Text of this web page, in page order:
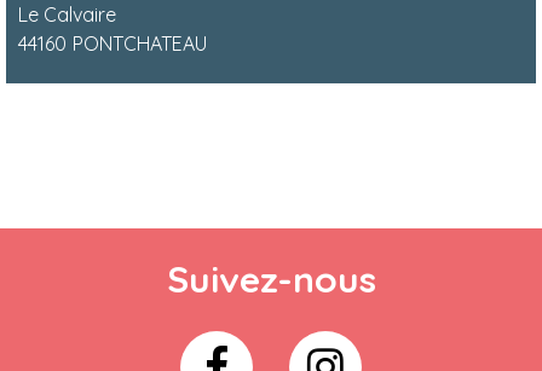
Le Calvaire
44160 PONTCHATEAU
Suivez-nous